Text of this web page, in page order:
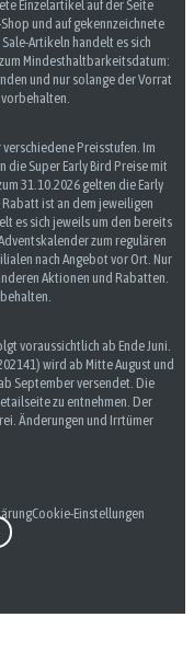
Einzelartikel auf der Seite
Shop und auf gekennzeichnete
Artikeln handelt es sich
Mindesthaltbarkeitsdatum:
und nur solange der Vorrat
Preisstufen. Im
die Super Early Bird Preise mit
31.10.2026 gelten die Early
ist an dem jeweiligen
es sich jeweils um den bereits
zum regulären
nach Angebot vor Ort. Nur
Aktionen und Rabatten.
voraussichtlich ab Ende Juni.
wird ab Mitte August und
September versendet. Die
zu entnehmen. Der
Änderungen und Irrtümer
Cookie-Einstellungen